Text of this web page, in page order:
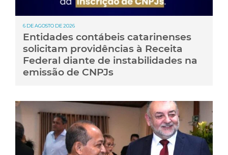
6 DE AGOSTO DE 2026
Entidades contábeis catarinenses
solicitam providências à Receita
Federal diante de instabilidades na
emissão de CNPJs